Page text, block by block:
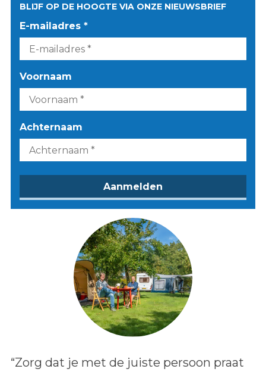
BLIJF OP DE HOOGTE VIA ONZE NIEUWSBRIEF
E-mailadres *
Voornaam
Achternaam
Lees het bericht:
“Zorg dat je met de juiste persoon praat